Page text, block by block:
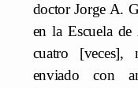
doctor Jorge A.
en la Escuela
cuatro
enviado con